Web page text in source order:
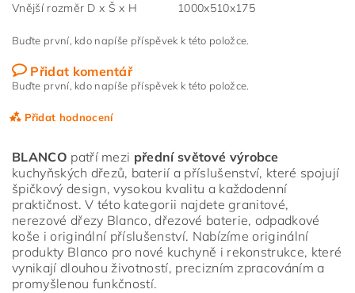
Vnější rozměr D x Š x H
1000x510x175
Buďte první, kdo napíše příspěvek k této položce.
Přidat komentář
Buďte první, kdo napíše příspěvek k této položce.
Přidat hodnocení
BLANCO patří mezi přední světové výrobce
kuchyňských dřezů, baterií a příslušenství, které spojují
špičkový design, vysokou kvalitu a každodenní
praktičnost. V této kategorii najdete granitové,
nerezové dřezy Blanco, dřezové baterie, odpadkové
koše i originální příslušenství. Nabízíme originální
produkty Blanco pro nové kuchyně i rekonstrukce, které
vynikají dlouhou životností, precizním zpracováním a
promyšlenou funkčností.